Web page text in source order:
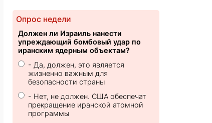
Опрос недели
Должен ли Израиль нанести
упреждающий бомбовый удар по
иранским ядерным объектам?
- Да, должен, это является
жизненно важным для
безопасности страны
- Нет, не должен. США обеспечат
прекращение иранской атомной
программы